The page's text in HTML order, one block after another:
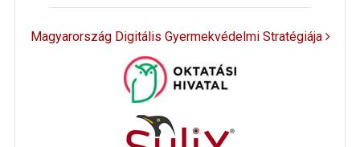
Magyarország Digitális Gyermekvédelmi Stratégiája